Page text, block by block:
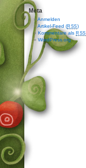
Meta
Anmelden
Artikel-Feed (RSS)
Kommentare als RSS
WordPress.org